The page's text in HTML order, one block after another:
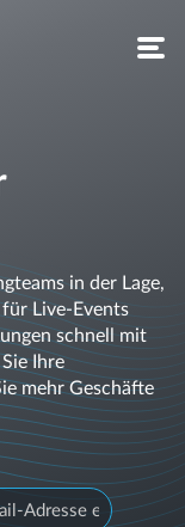
in der Lage,
Live-Events
schnell mit
Ihre
mehr Geschäfte